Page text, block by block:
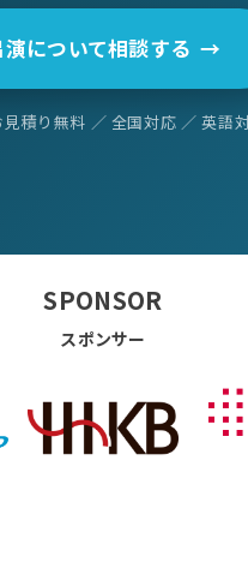
演について相談する →
見積り無料 ／ 全国対応 ／ 英語
SPONSOR
スポンサー